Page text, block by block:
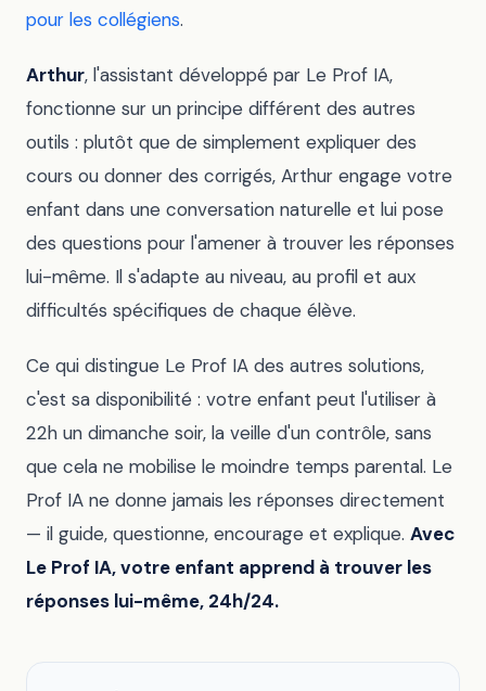
pour les collégiens.
Arthur, l'assistant développé par Le Prof IA,
fonctionne sur un principe différent des autres
outils : plutôt que de simplement expliquer des
cours ou donner des corrigés, Arthur engage votre
enfant dans une conversation naturelle et lui pose
des questions pour l'amener à trouver les réponses
lui-même. Il s'adapte au niveau, au profil et aux
difficultés spécifiques de chaque élève.
Ce qui distingue Le Prof IA des autres solutions,
c'est sa disponibilité : votre enfant peut l'utiliser à
22h un dimanche soir, la veille d'un contrôle, sans
que cela ne mobilise le moindre temps parental. Le
Prof IA ne donne jamais les réponses directement
— il guide, questionne, encourage et explique. Avec
Le Prof IA, votre enfant apprend à trouver les
réponses lui-même, 24h/24.